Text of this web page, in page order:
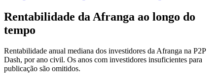
Rentabilidade da Afranga ao longo do
tempo
Rentabilidade anual mediana dos investidores da Afranga na P2P
Dash, por ano civil. Os anos com investidores insuficientes para
publicação são omitidos.